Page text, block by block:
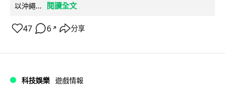
以沖繩...
閱讀全文
47 6 ↗ 分享
科技娛樂 遊戲情報